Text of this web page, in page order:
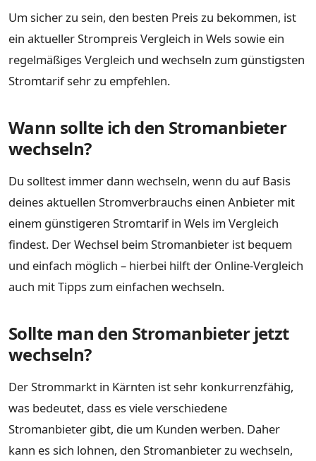
Um sicher zu sein, den besten Preis zu bekommen, ist
ein aktueller Strompreis Vergleich in Wels sowie ein
regelmäßiges Vergleich und wechseln zum günstigsten
Stromtarif sehr zu empfehlen.
Wann sollte ich den Stromanbieter
wechseln?
Du solltest immer dann wechseln, wenn du auf Basis
deines aktuellen Stromverbrauchs einen Anbieter mit
einem günstigeren Stromtarif in Wels im Vergleich
findest. Der Wechsel beim Stromanbieter ist bequem
und einfach möglich – hierbei hilft der Online-Vergleich
auch mit Tipps zum einfachen wechseln.
Sollte man den Stromanbieter jetzt
wechseln?
Der Strommarkt in Kärnten ist sehr konkurrenzfähig,
was bedeutet, dass es viele verschiedene
Stromanbieter gibt, die um Kunden werben. Daher
kann es sich lohnen, den Stromanbieter zu wechseln,